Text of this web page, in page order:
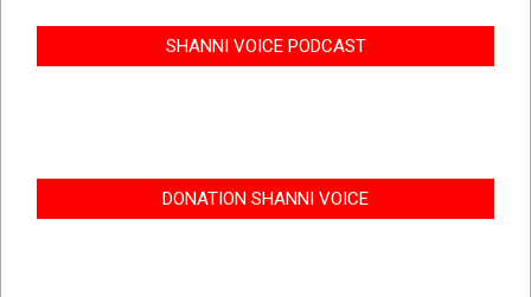
SHANNI VOICE PODCAST
DONATION SHANNI VOICE